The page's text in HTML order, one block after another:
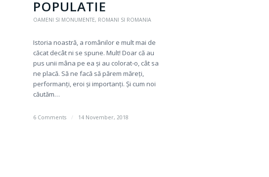
POPULATIE
OAMENI SI MONUMENTE, ROMANI SI ROMANIA
Istoria noastră, a românilor e mult mai de
căcat decât ni se spune. Mult! Doar că au
pus unii mâna pe ea și au colorat-o, cât sa
ne placă. Să ne facă să părem măreți,
performanți, eroi și importanți. Și cum noi
căutăm…
6 Comments / 14 November, 2018